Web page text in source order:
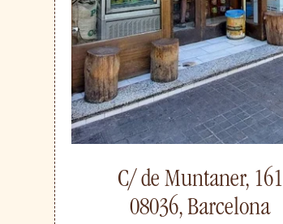
C/ de Muntaner, 161
08036, Barcelona